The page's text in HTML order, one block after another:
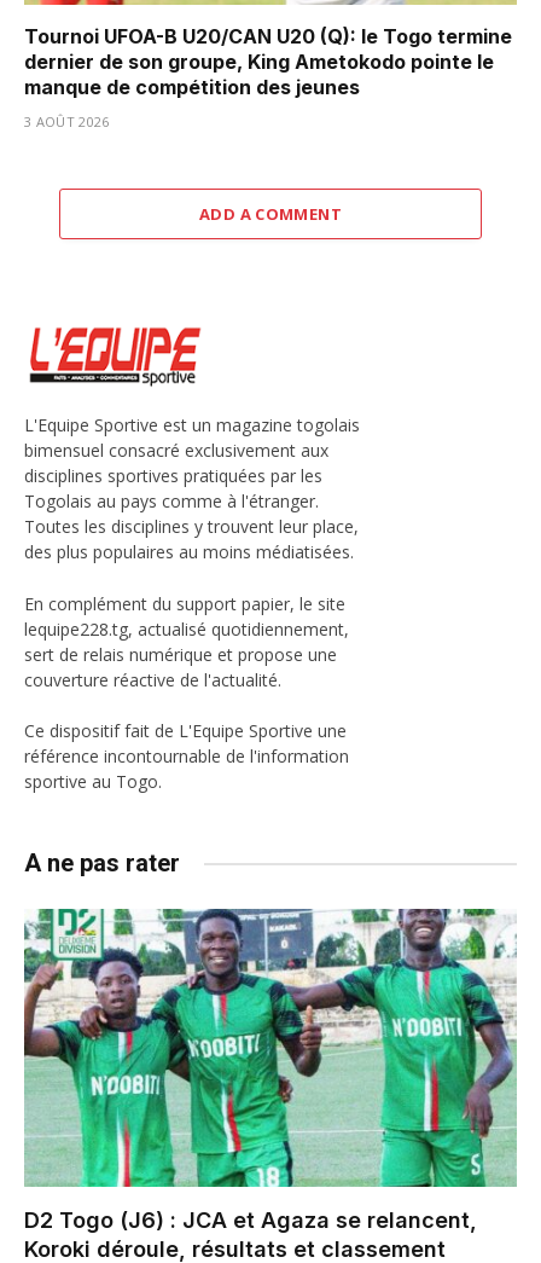
Tournoi UFOA-B U20/CAN U20 (Q): le Togo termine
dernier de son groupe, King Ametokodo pointe le
manque de compétition des jeunes
3 AOÛT 2026
ADD A COMMENT
L'Equipe Sportive est un magazine togolais
bimensuel consacré exclusivement aux
disciplines sportives pratiquées par les
Togolais au pays comme à l'étranger.
Toutes les disciplines y trouvent leur place,
des plus populaires au moins médiatisées.
En complément du support papier, le site
lequipe228.tg, actualisé quotidiennement,
sert de relais numérique et propose une
couverture réactive de l'actualité.
Ce dispositif fait de L'Equipe Sportive une
référence incontournable de l'information
sportive au Togo.
A ne pas rater
D2 Togo (J6) : JCA et Agaza se relancent,
Koroki déroule, résultats et classement